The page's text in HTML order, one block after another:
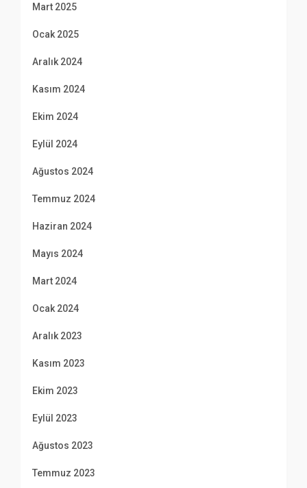
Mart 2025
Ocak 2025
Aralık 2024
Kasım 2024
Ekim 2024
Eylül 2024
Ağustos 2024
Temmuz 2024
Haziran 2024
Mayıs 2024
Mart 2024
Ocak 2024
Aralık 2023
Kasım 2023
Ekim 2023
Eylül 2023
Ağustos 2023
Temmuz 2023